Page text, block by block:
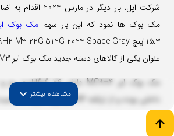
مک بوک ها نمود که این بار سهم مک بوک
عنوان یکی از کالاهای دسته جدید مک بوک ایر M3 متولد شد.
شده است.
مشاهده بیشتر expand_more
arrow_upward